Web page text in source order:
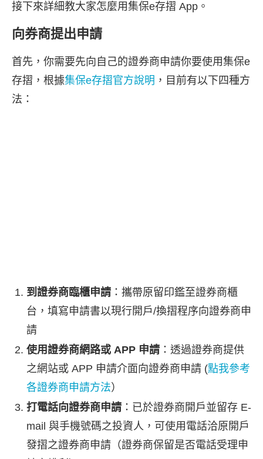
接下來詳細教大家怎麼用集保e存摺 App。
向券商提出申請
首先，你需要先向自己的證券商申請你要使用集保e
存摺，根據集保e存摺官方說明 ，目前有以下四種方
法：
到證券商臨櫃申請 ：攜帶原留印鑑至證券商櫃
台，填寫申請書以現行開戶/換摺程序向證券商申
請
使用證券商網路或 APP 申請 ：透過證券商提供
之網站或 APP 申請介面向證券商申請 (點我參考
各證券商申請方法）
打電話向證券商申請 ：已於證券商開戶並留存 E-
mail 與手機號碼之投資人，可使用電話洽原開戶
發摺之證券商申請（證券商保留是否電話受理申